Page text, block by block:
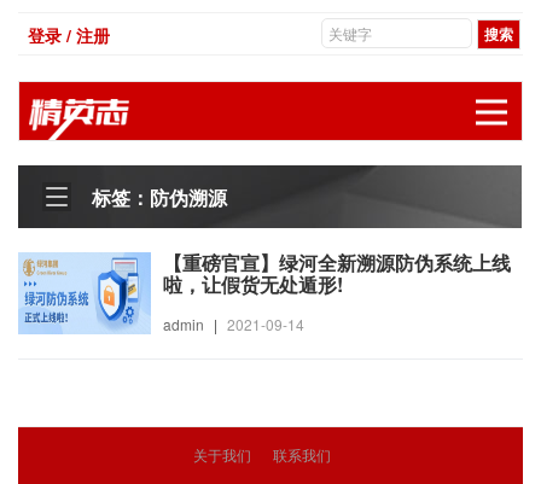
登录 / 注册
标签：防伪溯源
【重磅官宣】绿河全新溯源防伪系统上线
啦，让假货无处遁形!
admin | 2021-09-14
关于我们 联系我们